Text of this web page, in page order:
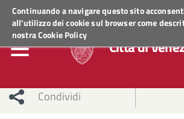
Continuando a navigare questo sito
all'utilizzo dei cookie sul browser come
nostraCookie Policy
Regione VenetoACCEDI AI SERVIZI
Città di
Condividi